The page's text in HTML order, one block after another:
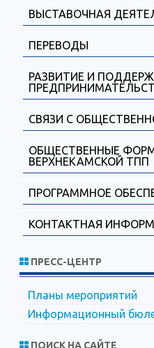
ВЫСТАВОЧНАЯ
ПЕРЕВОДЫ
РАЗВИТИЕ И
СВЯЗИ С
ОБЩЕСТВЕННЫЕ
ВЕРХНЕКАМСКОЙ ТПП
ПРОГРАММНОЕ
КОНТАКТНАЯ
ПРЕСС-ЦЕНТР
Планы мероприятий
Информационный
ПОИСК НА САЙТЕ